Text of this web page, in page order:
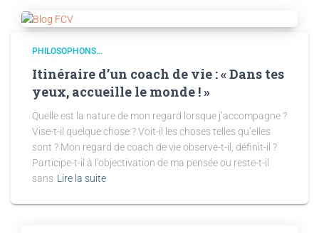
PHILOSOPHONS...
Itinéraire d’un coach de vie : « Dans tes
yeux, accueille le monde ! »
Quelle est la nature de mon regard lorsque j’accompagne ?
Vise-t-il quelque chose ? Voit-il les choses telles qu’elles
sont ? Mon regard de coach de vie observe-t-il, définit-il ?
Participe-t-il à l’objectivation de ma pensée ou reste-t-il
sans Lire la suite